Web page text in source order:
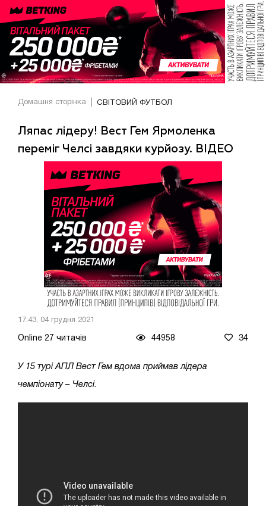
Домашня сторінка СВІТОВИЙ ФУТБОЛ
Ляпас лідеру! Вест Гем Ярмоленка
переміг Челсі завдяки курйозу. ВІДЕО
17:43, 04 грудня 2021
Online 27 читачів 44958 34
У 15 турі АПЛ Вест Гем вдома приймав лідера
чемпіонату – Челсі.